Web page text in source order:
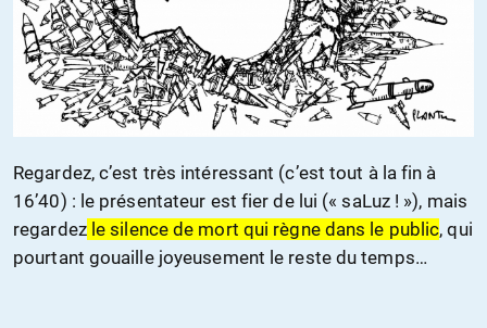
Regardez, c’est très intéressant (c’est tout à la fin à
16’40) : le présentateur est fier de lui (« saLuz ! »), mais
regardezle silence de mort qui règne dans le public, qui
pourtant gouaille joyeusement le reste du temps…